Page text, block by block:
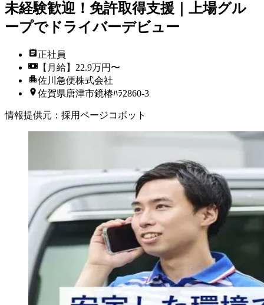
未経験歓迎！免許取得支援｜上場グル
ープでドライバーデビュー
正社員
【月給】22.9万円〜
佐川急便株式会社
佐賀県唐津市鏡椿ﾊﾗ2860-3
情報提供元 ： 採用ページコボット